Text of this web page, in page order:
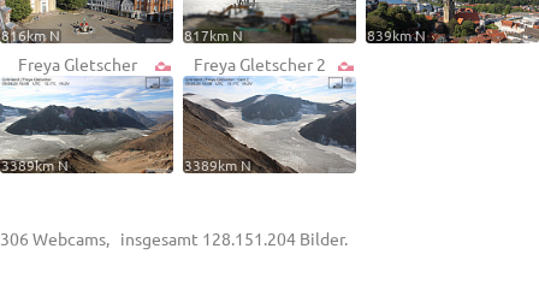
816km N 817km N 839km N
Freya Gletscher
3389km N
Freya Gletscher 2
3389km N
306 Webcams, insgesamt 128.151.204 Bilder.